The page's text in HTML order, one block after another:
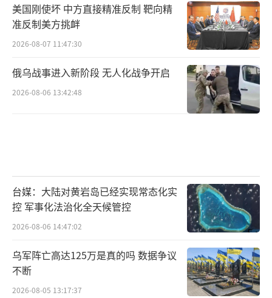
美国刚使坏 中方直接精准反制 靶向精
准反制美方挑衅
2026-08-07 11:47:30
俄乌战事进入新阶段 无人化战争开启
2026-08-06 13:42:48
台媒：大陆对黄岩岛已经实现常态化实
控 军事化法治化全天候管控
2026-08-06 14:47:02
乌军阵亡高达125万是真的吗 数据争议
不断
2026-08-05 13:17:37